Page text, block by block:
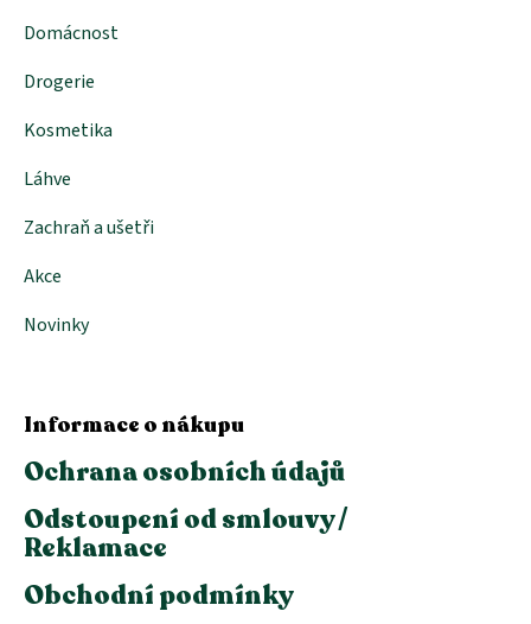
Domácnost
Drogerie
Kosmetika
Láhve
Zachraň a ušetři
Akce
Novinky
Informace o nákupu
Ochrana osobních údajů
Odstoupení od smlouvy /
Reklamace
Obchodní podmínky